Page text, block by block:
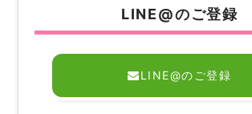
LINE@のご登録
LINE@のご登録